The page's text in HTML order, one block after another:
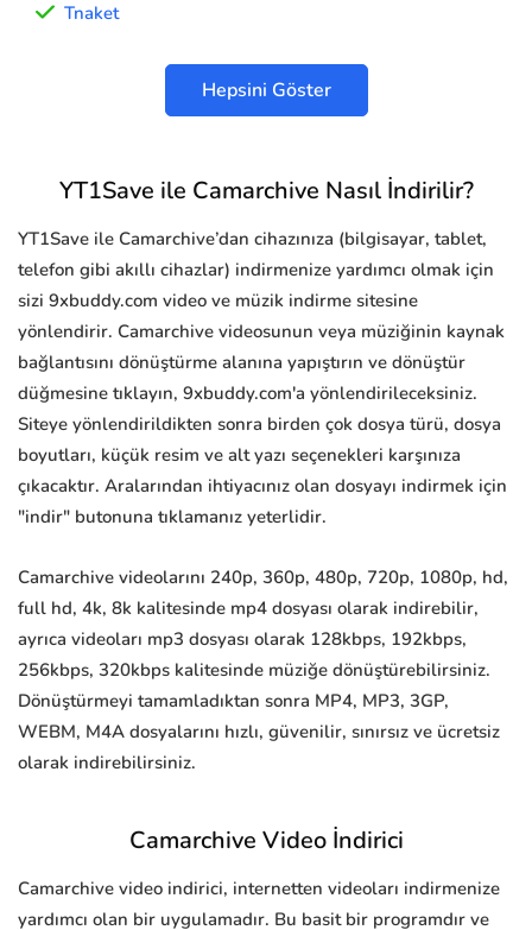
Tnaket
Hepsini Göster
YT1Save ile Camarchive Nasıl İndirilir?
YT1Save ile Camarchive’dan cihazınıza (bilgisayar, tablet,
telefon gibi akıllı cihazlar) indirmenize yardımcı olmak için
sizi 9xbuddy.com video ve müzik indirme sitesine
yönlendirir. Camarchive videosunun veya müziğinin kaynak
bağlantısını dönüştürme alanına yapıştırın ve dönüştür
düğmesine tıklayın, 9xbuddy.com'a yönlendirileceksiniz.
Siteye yönlendirildikten sonra birden çok dosya türü, dosya
boyutları, küçük resim ve alt yazı seçenekleri karşınıza
çıkacaktır. Aralarından ihtiyacınız olan dosyayı indirmek için
"indir" butonuna tıklamanız yeterlidir.
Camarchive videolarını 240p, 360p, 480p, 720p, 1080p, hd,
full hd, 4k, 8k kalitesinde mp4 dosyası olarak indirebilir,
ayrıca videoları mp3 dosyası olarak 128kbps, 192kbps,
256kbps, 320kbps kalitesinde müziğe dönüştürebilirsiniz.
Dönüştürmeyi tamamladıktan sonra MP4, MP3, 3GP,
WEBM, M4A dosyalarını hızlı, güvenilir, sınırsız ve ücretsiz
olarak indirebilirsiniz.
Camarchive Video İndirici
Camarchive video indirici, internetten videoları indirmenize
yardımcı olan bir uygulamadır. Bu basit bir programdır ve